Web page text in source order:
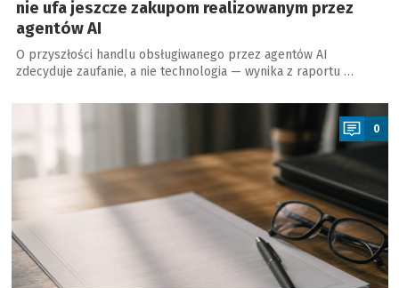
nie ufa jeszcze zakupom realizowanym przez
agentów AI
O przyszłości handlu obsługiwanego przez agentów AI
zdecyduje zaufanie, a nie technologia — wynika z raportu …
a
0